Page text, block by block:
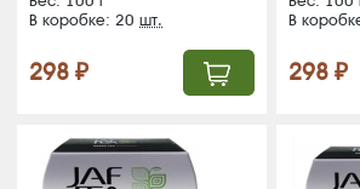
В коробке: 20шт.
298 ₽
В
298 ₽